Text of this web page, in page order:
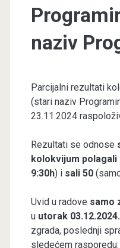
naziv
Parcijalni rezultati
(stari naziv
23.11.2024
Rezultati se odnose
kolokvijum polagali
9:30h) i sali 50
Uvid u radove samo
uutorak 03.12.2024.
zgrada, poslednji
sledećem rasporedu: